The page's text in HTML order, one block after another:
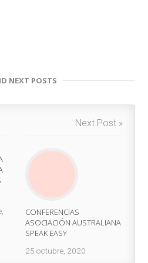
NEXT POSTS
Next Post »
CONFERENCIAS
ASOCIACIÓN AUSTRALIANA
SPEAK EASY
25 octubre, 2020